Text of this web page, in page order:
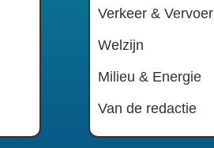
Verkeer & Vervoer
Welzijn
Milieu & Energie
Van de redactie